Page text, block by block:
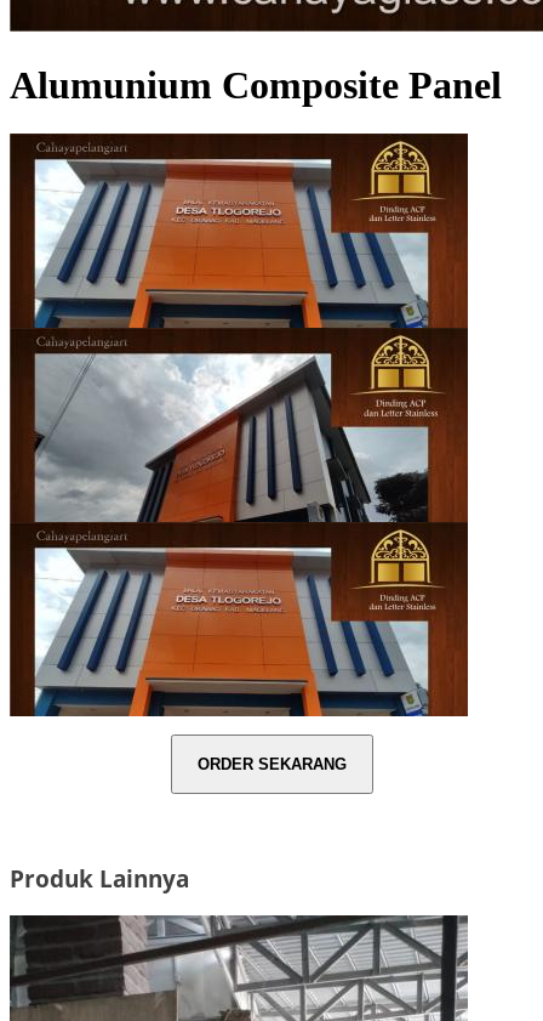
Alumunium Composite Panel
Produk Lainnya